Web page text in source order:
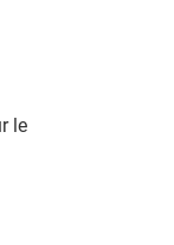
le